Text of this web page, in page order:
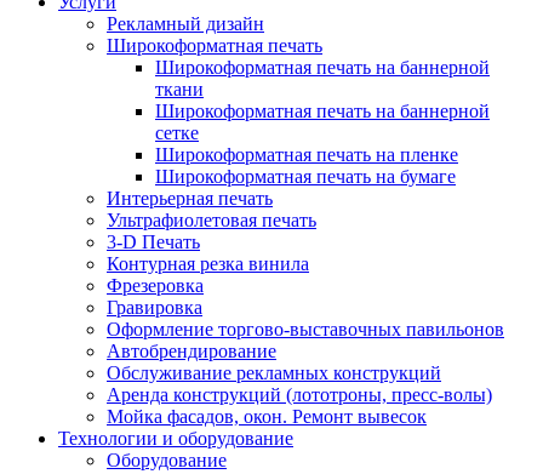
Рекламный дизайн
Широкоформатная печать
Широкоформатная печать на баннерной
ткани
Широкоформатная печать на баннерной
сетке
Широкоформатная печать на пленке
Широкоформатная печать на бумаге
Интерьерная печать
Ультрафиолетовая печать
3-D Печать
Контурная резка винила
Фрезеровка
Гравировка
Оформление торгово-выставочных павильонов
Автобрендирование
Обслуживание рекламных конструкций
Аренда конструкций (лототроны, пресс-волы)
Мойка фасадов, окон. Ремонт вывесок
Технологии и оборудование
Оборудование